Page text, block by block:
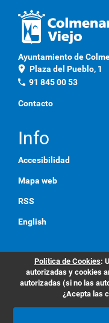
Ayuntamiento de
location_on Plaza del Pueblo, 1
phone 91 845 00 53
Contacto
Info
Accesibilidad
Mapa web
RSS
English
Política de Cookies:
autorizadas y cookies
autorizadas (si no las
¿Acepta las